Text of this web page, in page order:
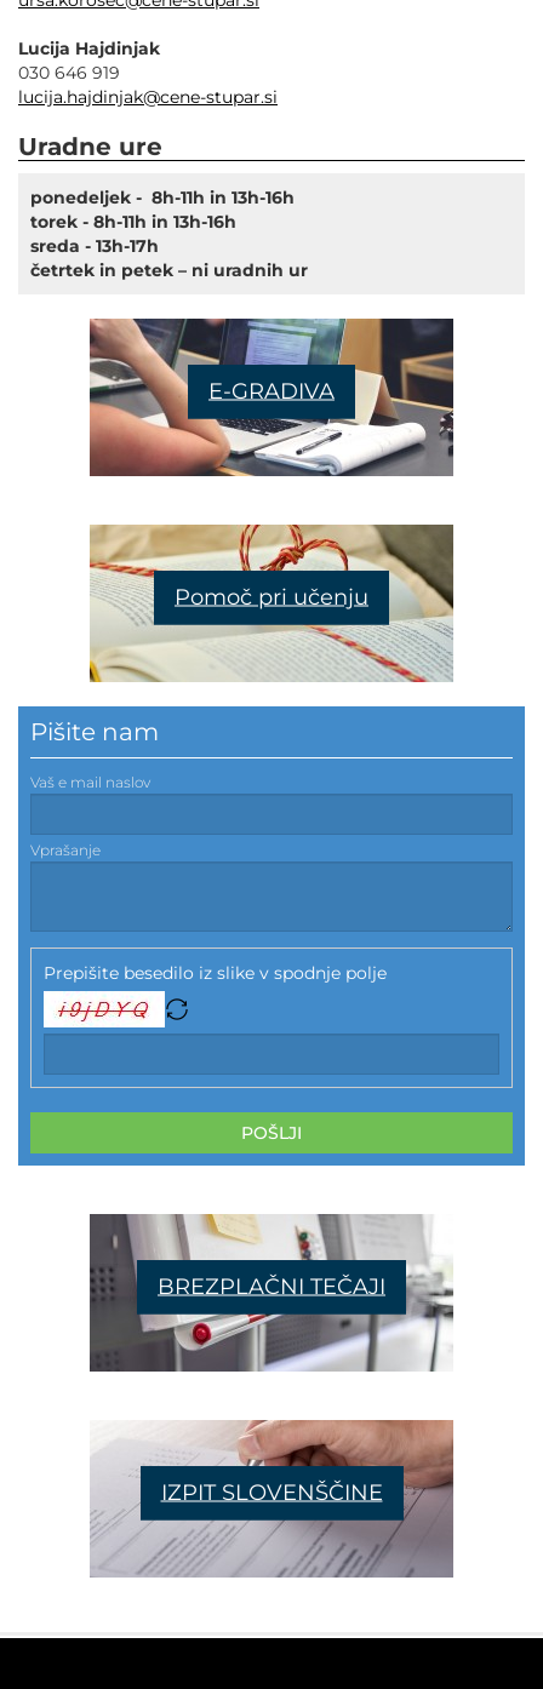
Lucija Hajdinjak
030 646 919
lucija.hajdinjak@cene-stupar.si
Uradne ure
ponedeljek - 8h-11h in 13h-16h
torek - 8h-11h in 13h-16h
sreda - 13h-17h
četrtek in petek – ni uradnih ur
E-GRADIVA
Pomoč pri učenju
Pišite nam
Vaš e mail naslov
Vprašanje
Prepišite besedilo iz slike v spodnje polje
POŠLJI
BREZPLAČNI TEČAJI
IZPIT SLOVENŠČINE